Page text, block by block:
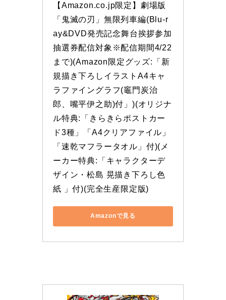
【Amazon.co.jp限定】劇場版
「鬼滅の刃」無限列車編(Blu-r
ay&DVD発売記念舞台挨拶参加
抽選券配信対象※配信期間4/22
まで)(Amazon限定グッズ:「新
規描き下ろしイラストA4キャ
ラファイングラフ(竈門炭治
郎、嘴平伊之助)付」)(オリジナ
ル特典:「きらきらポストカー
ド3種」「A4クリアファイル」
「速乾マフラータオル」付)(メ
ーカー特典:「キャラクターデ
ザイン・松島 晃描き下ろし色
紙 」付)(完全生産限定版)
Amazonで見る